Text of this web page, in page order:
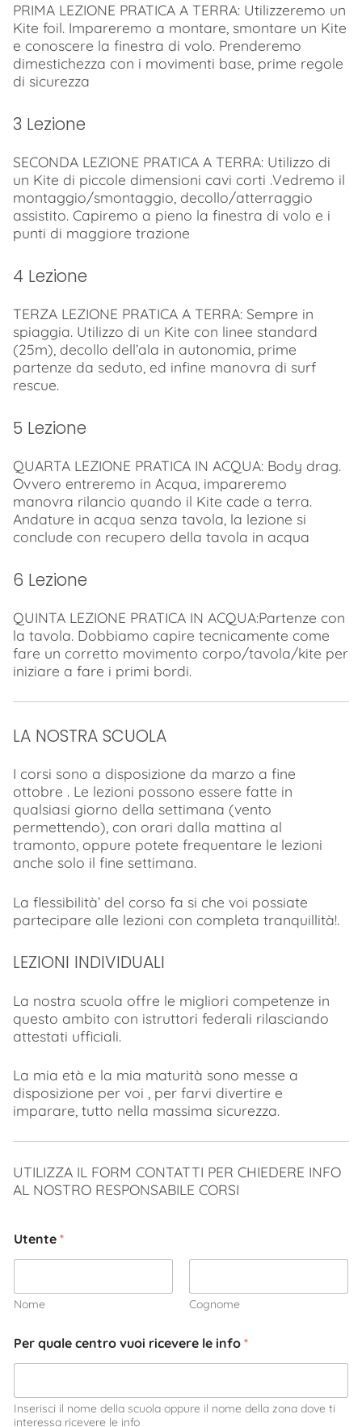
PRIMA LEZIONE PRATICA A TERRA: Utilizzeremo un
Kite foil. Impareremo a montare, smontare un Kite
e conoscere la finestra di volo. Prenderemo
dimestichezza con i movimenti base, prime regole
di sicurezza
3 Lezione
SECONDA LEZIONE PRATICA A TERRA: Utilizzo di
un Kite di piccole dimensioni cavi corti .Vedremo il
montaggio/smontaggio, decollo/atterraggio
assistito. Capiremo a pieno la finestra di volo e i
punti di maggiore trazione
4 Lezione
TERZA LEZIONE PRATICA A TERRA: Sempre in
spiaggia. Utilizzo di un Kite con linee standard
(25m), decollo dell’ala in autonomia, prime
partenze da seduto, ed infine manovra di surf
rescue.
5 Lezione
QUARTA LEZIONE PRATICA IN ACQUA: Body drag.
Ovvero entreremo in Acqua, impareremo
manovra rilancio quando il Kite cade a terra.
Andature in acqua senza tavola, la lezione si
conclude con recupero della tavola in acqua
6 Lezione
QUINTA LEZIONE PRATICA IN ACQUA:Partenze con
la tavola. Dobbiamo capire tecnicamente come
fare un corretto movimento corpo/tavola/kite per
iniziare a fare i primi bordi.
LA NOSTRA SCUOLA
I corsi sono a disposizione da marzo a fine
ottobre . Le lezioni possono essere fatte in
qualsiasi giorno della settimana (vento
permettendo), con orari dalla mattina al
tramonto, oppure potete frequentare le lezioni
anche solo il fine settimana.
La flessibilità’ del corso fa si che voi possiate
partecipare alle lezioni con completa tranquillità!.
LEZIONI INDIVIDUALI
La nostra scuola offre le migliori competenze in
questo ambito con istruttori federali rilasciando
attestati ufficiali.
La mia età e la mia maturità sono messe a
disposizione per voi , per farvi divertire e
imparare, tutto nella massima sicurezza.
UTILIZZA IL FORM CONTATTI PER CHIEDERE INFO
AL NOSTRO RESPONSABILE CORSI
Utente *
Nome Cognome
Per quale centro vuoi ricevere le info *
Inserisci il nome della scuola oppure il nome della zona dove ti
interessa ricevere le info